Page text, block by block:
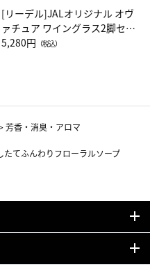
[リーデル]JALオリジナル オヴ
ァチュア ワイングラス2脚セッ
ト（レッドワイン）
5,280円 （税込）
芳香・消臭・アロマ
たてふんわりフローラルソープ